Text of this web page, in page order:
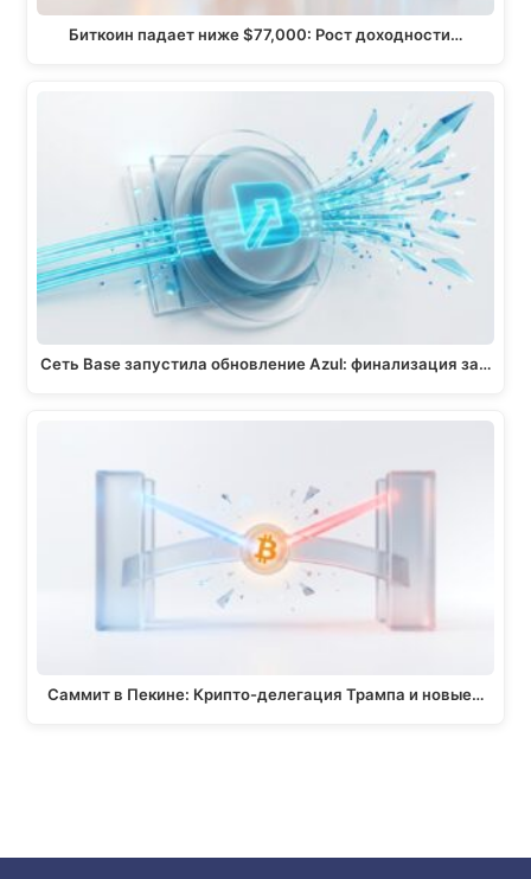
Биткоин падает ниже $77,000: Рост доходности…
Сеть Base запустила обновление Azul: финализация за…
Саммит в Пекине: Крипто-делегация Трампа и новые…